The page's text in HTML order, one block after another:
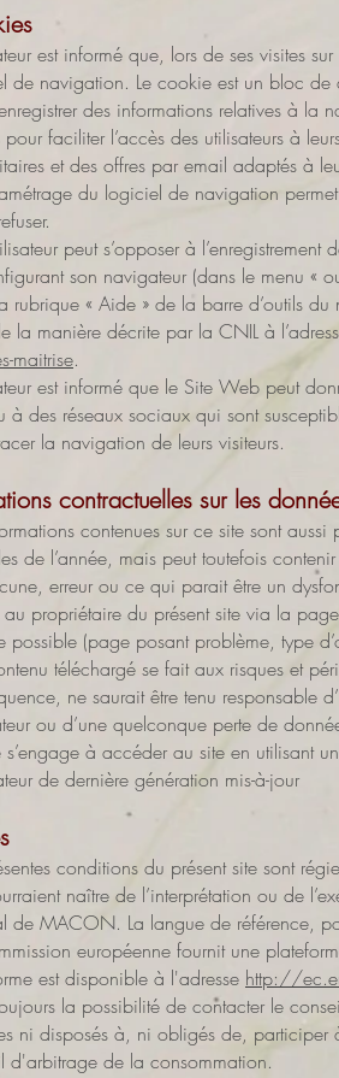
est informé que, lors de ses visites
de navigation. Le cookie est un bloc de
des informations relatives à la
pour faciliter l’accès des utilisateurs à
et des offres par email adaptés à
du logiciel de navigation
peut s’opposer à
son navigateur (dans le menu «
rubrique « Aide » de la barre d’outils
la manière décrite par la CNIL à
maitrise.
est informé que le Site Web peut
à des réseaux sociaux qui sont
la navigation de leurs visiteurs.
contractuelles sur les
contenues sur ce site sont
de l’année, mais peut toutefois
erreur ou ce qui parait être un
propriétaire du présent site via la
possible (page posant problème, type
téléchargé se fait aux risques et
ne saurait être tenu responsable
ou d’une quelconque perte de
s’engage à accéder au site en utilisant
de dernière génération mis-à-jour
conditions du présent site sont
naître de l’interprétation ou de
de MACON. La langue de référence,
européenne fournit une
est disponible à l'adresse http://
la possibilité de contacter le
ni disposés à, ni obligés de, participer
d'arbitrage de la consommation.